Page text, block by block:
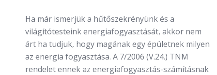
Ha már ismerjük a hűtőszekrényünk és a
világítótesteink energiafogyasztását, akkor nem
árt ha tudjuk, hogy magának egy épületnek milyen
az energia fogyasztása. A 7/2006 (V.24.) TNM
rendelet ennek az energiafogyasztás-számításnak